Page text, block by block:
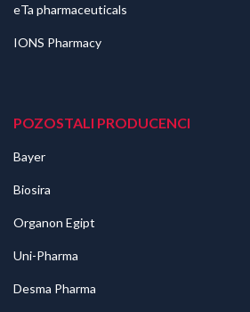
eTa pharmaceuticals
IONS Pharmacy
POZOSTALI PRODUCENCI
Bayer
Biosira
Organon Egipt
Uni-Pharma
Desma Pharma